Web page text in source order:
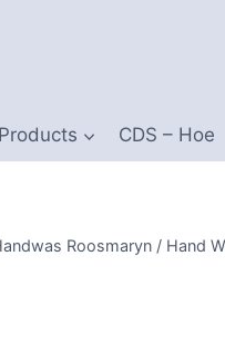
CDS – Hoe
Roosmaryn / Hand